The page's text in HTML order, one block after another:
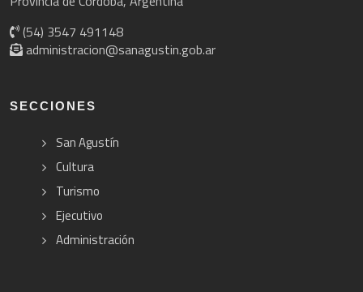
(54) 3547 491148
administracion@sanagustin.gob.ar
SECCIONES
San Agustín
Cultura
Turismo
Ejecutivo
Administración